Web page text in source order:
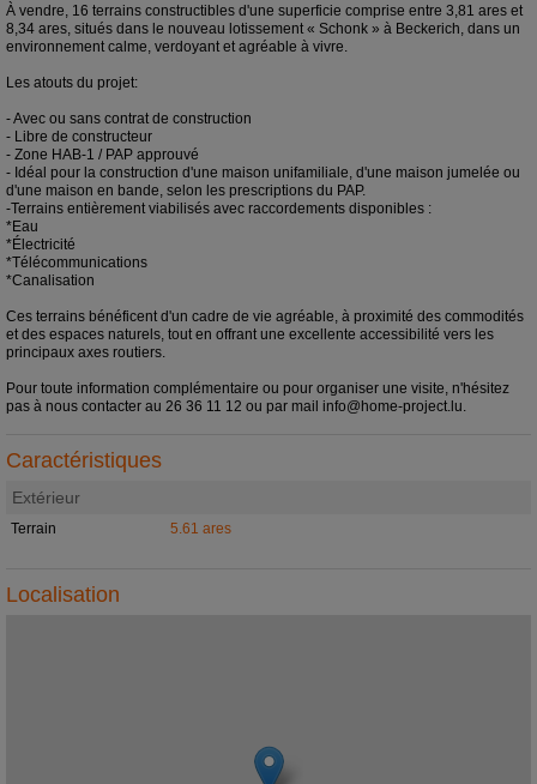
À vendre, 16 terrains constructibles d'une superficie comprise entre 3,81 ares et
8,34 ares, situés dans le nouveau lotissement « Schonk » à Beckerich, dans un
environnement calme, verdoyant et agréable à vivre.
Les atouts du projet:
- Avec ou sans contrat de construction
- Libre de constructeur
- Zone HAB-1 / PAP approuvé
- Idéal pour la construction d'une maison unifamiliale, d'une maison jumelée ou
d'une maison en bande, selon les prescriptions du PAP.
-Terrains entièrement viabilisés avec raccordements disponibles :
*Eau
*Électricité
*Télécommunications
*Canalisation
Ces terrains bénéficent d'un cadre de vie agréable, à proximité des commodités
et des espaces naturels, tout en offrant une excellente accessibilité vers les
principaux axes routiers.
Pour toute information complémentaire ou pour organiser une visite, n'hésitez
pas à nous contacter au 26 36 11 12 ou par mail info@home-project.lu.
Caractéristiques
Extérieur
Terrain 5.61 ares
Localisation